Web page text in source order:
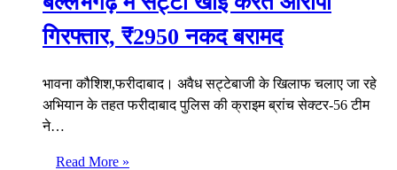
गिरफ्तार, ₹2950 नकद बरामद
भावना कौशिश,फरीदाबाद। अवैध सट्टेबाजी के खिलाफ चलाए जा रहे
अभियान के तहत फरीदाबाद पुलिस की क्राइम ब्रांच सेक्टर-56 टीम
ने…
Read More »